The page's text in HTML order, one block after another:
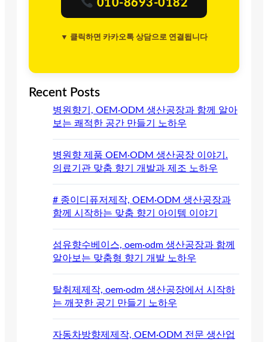
010-8693-0182
▼ 클릭하면 카카오톡 상담으로 연결됩니다
Recent Posts
병원향기, OEM·ODM 생산공장과 함께 알아
보는 쾌적한 공간 만들기 노하우
병원향 제품 OEM·ODM 생산공장 이야기.
의료기관 맞춤 향기 개발과 제조 노하우
# 종이디퓨저제작, OEM·ODM 생산공장과
함께 시작하는 맞춤 향기 아이템 이야기
섬유향수베이스, oem·odm 생산공장과 함께
알아보는 맞춤형 향기 개발 노하우
탈취제제작, oem·odm 생산공장에서 시작하
는 깨끗한 공기 만들기 노하우
자동차방향제제작, OEM·ODM 전문 생산업